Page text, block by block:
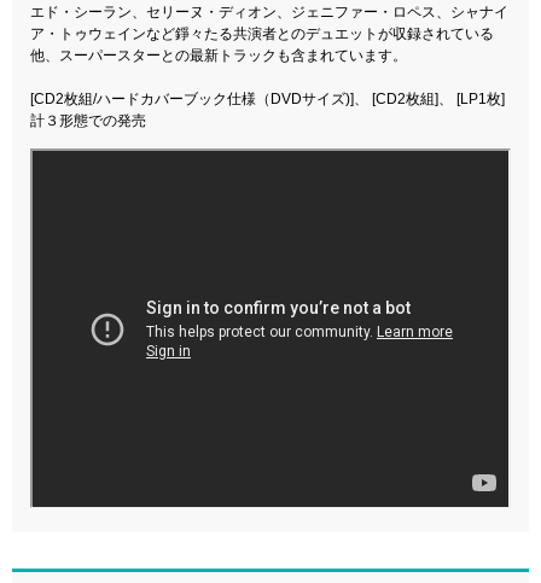
エド・シーラン、セリーヌ・ディオン、ジェニファー・ロペス、シャナイ
ア・トゥウェインなど錚々たる共演者とのデュエットが収録されている
他、スーパースターとの最新トラックも含まれています。
[CD2枚組/ハードカバーブック仕様（DVDサイズ)]、 [CD2枚組]、 [LP1枚]
計３形態での発売